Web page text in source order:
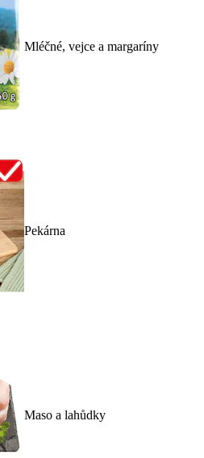
Mléčné, vejce a margaríny
Pekárna
Maso a lahůdky